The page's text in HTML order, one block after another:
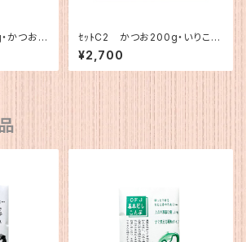
かつお簡
ｾｯﾄC2 かつお200g・いりこ簡
易1
¥2,700